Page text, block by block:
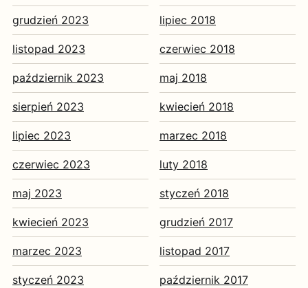
grudzień 2023
listopad 2023
październik 2023
sierpień 2023
lipiec 2023
czerwiec 2023
maj 2023
kwiecień 2023
marzec 2023
styczeń 2023
lipiec 2018
czerwiec 2018
maj 2018
kwiecień 2018
marzec 2018
luty 2018
styczeń 2018
grudzień 2017
listopad 2017
październik 2017